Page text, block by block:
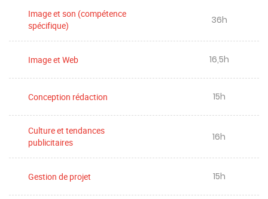
Image et son (compétence
spécifique)
36h
Image et Web 16,5h
Conception rédaction 15h
Culture et tendances
publicitaires
16h
Gestion de projet 15h